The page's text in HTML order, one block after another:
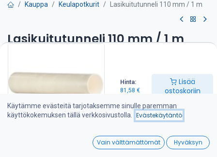
Hinta:
81,58 €
Lisää
ostoskoriin
Wishlist
Kauppa Keulapotkurit Lasikuitutunneli 110 mm / 1 m
Lasikuitutunneli 110 mm / 1 m
Lisää ostoskoriin
Lisää toivelistalle
Käytämme evästeitä tarjotaksemme sinulle paremman
käyttökokemuksen tällä verkkosivustolla.
Evästekäytäntö
Vain välttämättömät Hyväksyn